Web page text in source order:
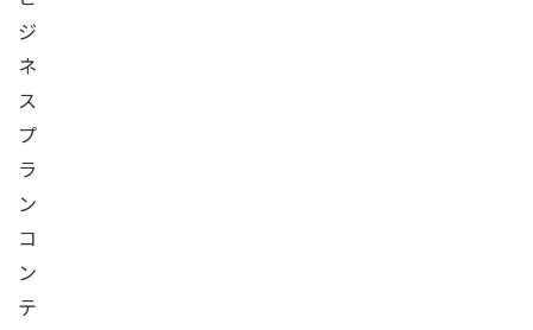
ジ
ネ
ス
プ
ラ
ン
コ
ン
テ